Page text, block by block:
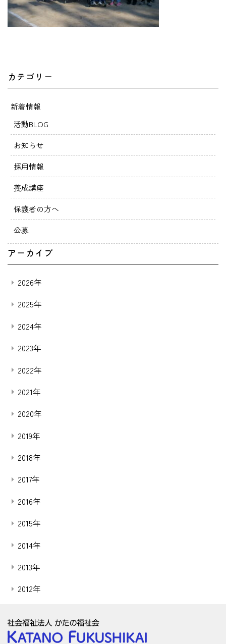
カテゴリー
新着情報
活動BLOG
お知らせ
採用情報
養成講座
保護者の方へ
公募
アーカイブ
2026年
2025年
2024年
2023年
2022年
2021年
2020年
2019年
2018年
2017年
2016年
2015年
2014年
2013年
2012年